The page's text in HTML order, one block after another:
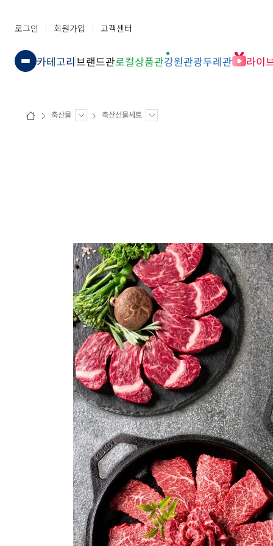
로그인 회원가입 고객센터
카테고리브랜드관로컬상품관강원관광두레관 라이
축산물 축산선물세트